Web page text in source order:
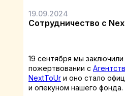
19.09.2024
Сотрудничество с
19 сентября мы
пожертвовании с
NextToUr и оно стало
и опекуном нашего фонда.